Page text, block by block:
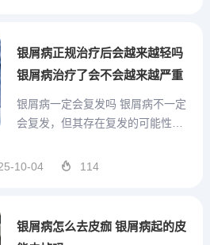
（超强效）、糠酸莫米松乳膏（中
银屑病正规治疗后会越来越轻吗
银屑病治疗了会不会越来越严重
银屑病一定会复发吗 银屑病不一定
会复发，但其存在复发的可能性。
解复发周期不一：银屑病的复发周
患者则可能每年复发一次或多次。
10-04 114
银屑病怎么去皮痂 银屑病起的皮